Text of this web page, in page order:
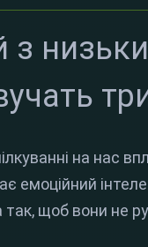
на нас
емоційний
так, щоб вони не